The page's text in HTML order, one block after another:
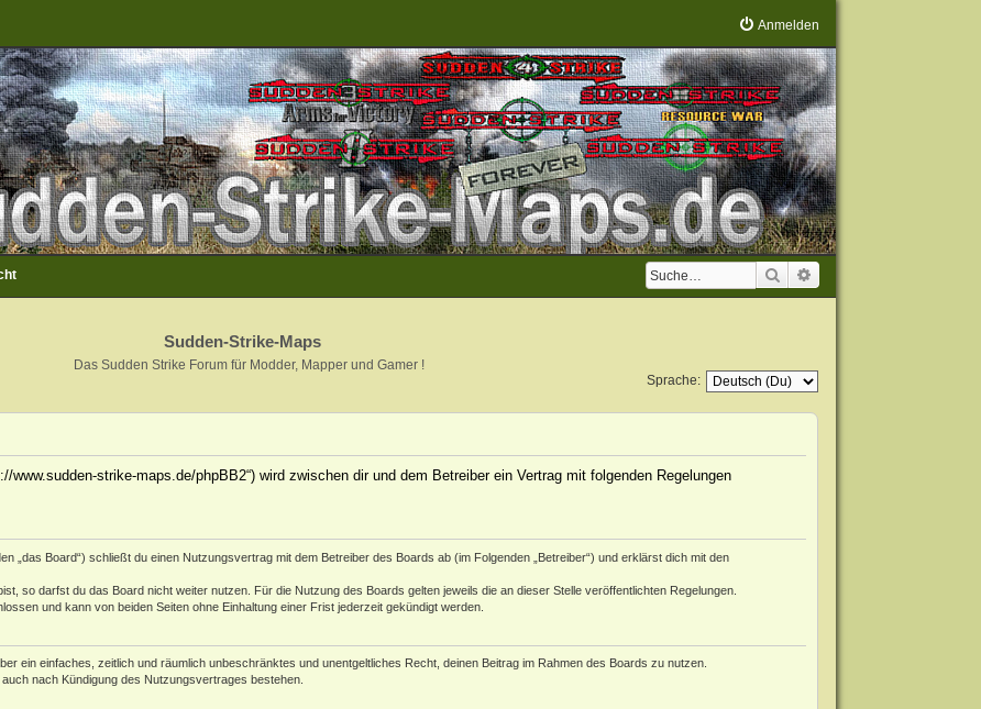
Anmelden
Suche
Sudden-Strike-Maps
Das Sudden Strike Forum für Modder, Mapper und Gamer !
Sprache:
www.sudden-strike-maps.de/phpBB2“) wird zwischen dir und dem Betreiber ein Vertrag mit folgenden Regelungen
„das Board“) schließt du einen Nutzungsvertrag mit dem Betreiber des Boards ab (im Folgenden „Betreiber“) und erklärst dich mit den
so darfst du das Board nicht weiter nutzen. Für die Nutzung des Boards gelten jeweils die an dieser Stelle veröffentlichten Regelungen.
und kann von beiden Seiten ohne Einhaltung einer Frist jederzeit gekündigt werden.
ein einfaches, zeitlich und räumlich unbeschränktes und unentgeltliches Recht, deinen Beitrag im Rahmen des Boards zu nutzen.
nach Kündigung des Nutzungsvertrages bestehen.